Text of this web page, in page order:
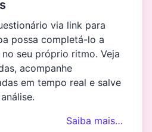
via link para
possa completá-lo a
seu próprio ritmo. Veja
acompanhe
em tempo real e salve
Saiba mais…